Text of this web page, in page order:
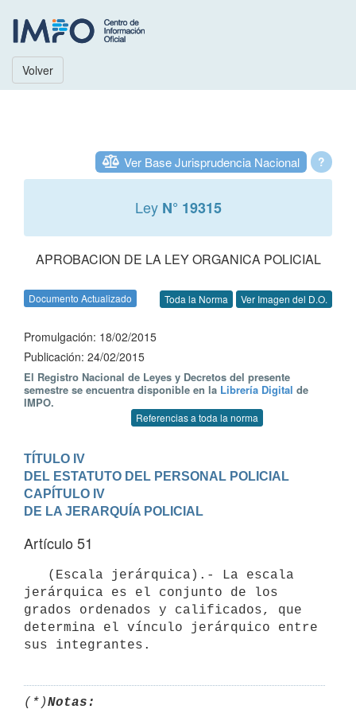
Volver
?
Ver Base Jurisprudencia Nacional
Ley N° 19315
APROBACION DE LA LEY ORGANICA POLICIAL
Documento Actualizado Toda la Norma Ver Imagen del D.O.
Promulgación: 18/02/2015
Publicación: 24/02/2015
El Registro Nacional de Leyes y Decretos del presente
semestre se encuentra disponible en la Librería Digital de
IMPO.
Referencias a toda la norma
TÍTULO IV
DEL ESTATUTO DEL PERSONAL POLICIAL
CAPÍTULO IV
DE LA JERARQUÍA POLICIAL
Artículo 51
jerárquica es el conjunto de los
grados ordenados y calificados, que
determina el vínculo jerárquico entre
(*)Notas: